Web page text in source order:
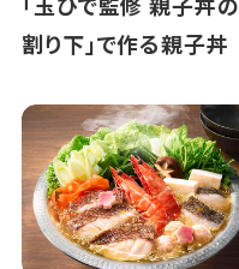
割り下」で作る親子丼